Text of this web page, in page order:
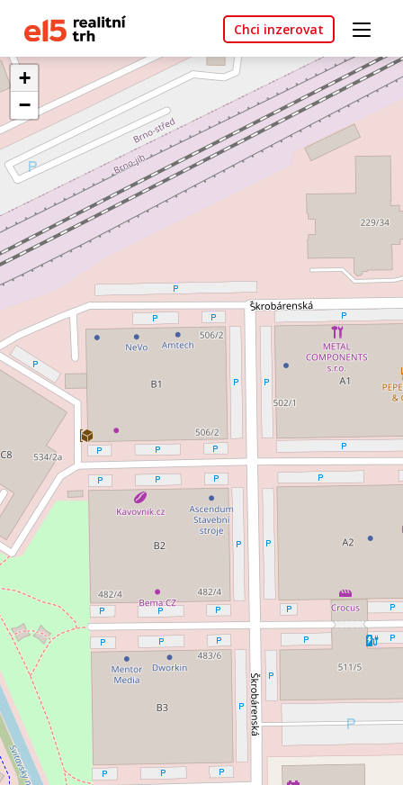
Chci inzerovat
+
−